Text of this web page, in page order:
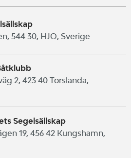
544 30, HJO, Sverige
2, 423 40 Torslanda,
Segelsällskap
19, 456 42 Kungshamn,